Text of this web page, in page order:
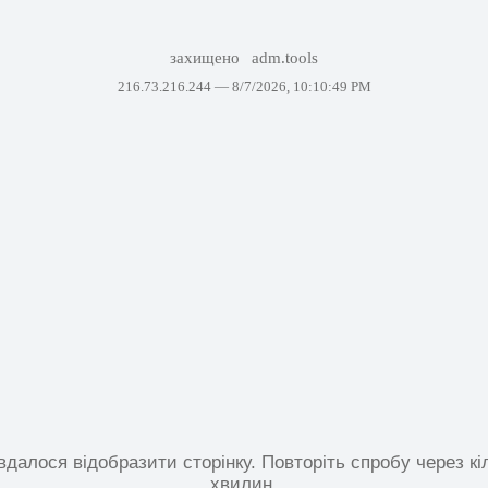
захищено adm.tools
216.73.216.244 — 8/7/2026, 10:10:49 PM
відобразити сторінку. Повторіть спробу через